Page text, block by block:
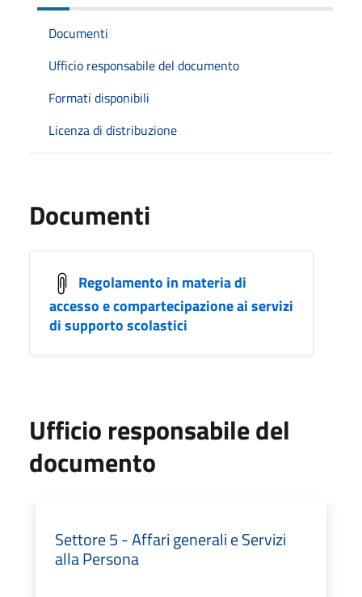
Documenti
Ufficio responsabile del documento
Formati disponibili
Licenza di distribuzione
Documenti
Regolamento in materia di
accesso e compartecipazione ai servizi
di supporto scolastici
Ufficio responsabile del
documento
Settore 5 - Affari generali e Servizi
alla Persona